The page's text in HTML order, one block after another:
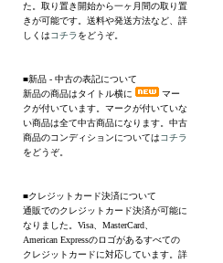
た。取り置き開始から一ヶ月間の取り置
きが可能です。送料や発送方法など、詳
しくはコチラをどうぞ。
■新品 - 中古の表記について
新品の商品はタイトル横に
マー
クが付いています。マークが付いていな
い商品は全て中古商品になります。中古
商品のコンディションについてはコチラ
をどうぞ。
■クレジットカード決済について
通販でのクレジットカード決済が可能に
なりました。Visa、MasterCard、
American Expressのロゴがあるすべての
クレジットカードに対応しています。詳